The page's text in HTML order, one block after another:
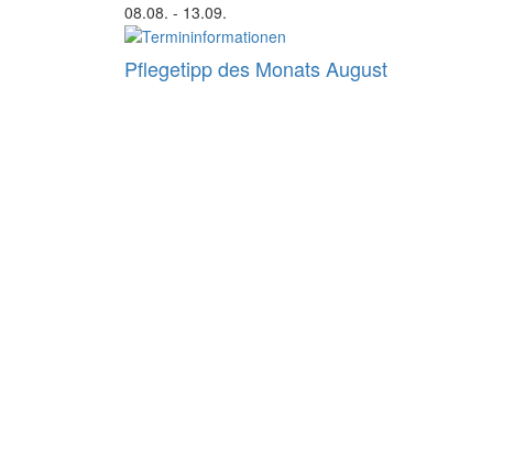
08.08. - 13.09.
Pflegetipp des Monats August